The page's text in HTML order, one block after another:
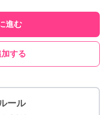
進む
する
ール